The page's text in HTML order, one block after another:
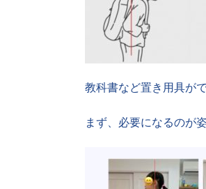
教科書など置き用具が
まず、必要になるのが